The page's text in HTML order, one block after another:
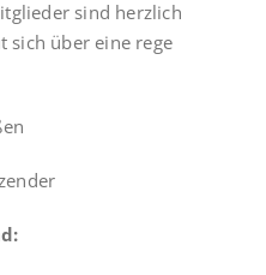
sind herzlich
sich über eine rege